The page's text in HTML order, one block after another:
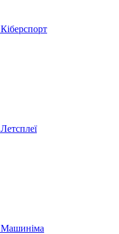
Кіберспорт
Летсплеї
Машиніма